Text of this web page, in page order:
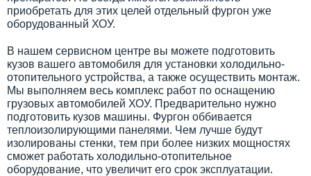
приобретать для этих целей отдельный фургон уже
оборудованный ХОУ.
В нашем сервисном центре вы можете подготовить
кузов вашего автомобиля для установки холодильно-
отопительного устройства, а также осуществить монтаж.
Мы выполняем весь комплекс работ по оснащению
грузовых автомобилей ХОУ. Предварительно нужно
подготовить кузов машины. Фургон оббивается
теплоизолирующими панелями. Чем лучше будут
изолированы стенки, тем при более низких мощностях
сможет работать холодильно-отопительное
оборудование, что увеличит его срок эксплуатации.